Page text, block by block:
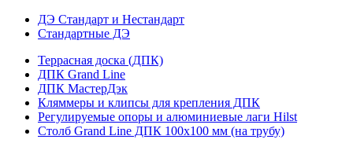
ДЭ Стандарт и Нестандарт
Стандартные ДЭ
Террасная доска (ДПК)
ДПК Grand Line
ДПК МастерДэк
Кляммеры и клипсы для крепления ДПК
Регулируемые опоры и алюминиевые лаги Hilst
Столб Grand Line ДПК 100х100 мм (на трубу)